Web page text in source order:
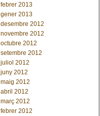
febrer 2013
gener 2013
desembre 2012
novembre 2012
octubre 2012
setembre 2012
juliol 2012
juny 2012
maig 2012
abril 2012
març 2012
febrer 2012